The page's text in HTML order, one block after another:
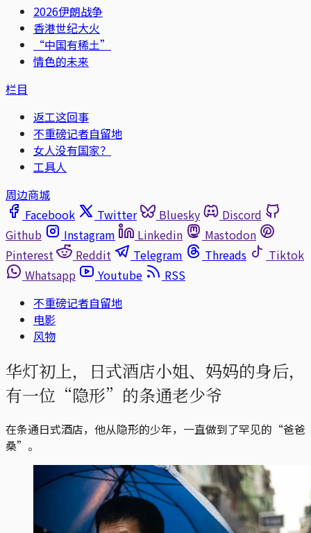
2026伊朗战争
香港世纪大火
“中国有稀土”
情色的未来
栏目
返工这回事
不重磅记者自留地
女人没有国家？
工具人
周边商城
Facebook
Twitter Bluesky
Discord
Github
Instagram Linkedin
Mastodon
Pinterest
Reddit Telegram Threads
Tiktok
Whatsapp
Youtube
RSS
不重磅记者自留地
电影
风物
华灯初上，日式酒店小姐、妈妈的身后，
有一位“隐形”的条通老少爷
在条通日式酒店，他从隐形的少年，一直做到了罕见的“爸爸
桑”。